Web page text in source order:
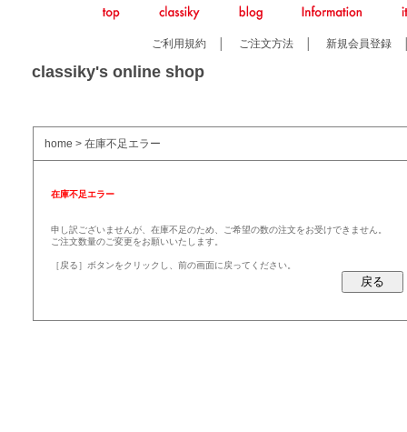
ご利用規約 ご注文方法 新規会員登録
classiky's online shop
home > 在庫不足エラー
在庫不足エラー
申し訳ございませんが、在庫不足のため、ご希望の数の注文をお受けできません。
ご注文数量のご変更をお願いいたします。
［戻る］ボタンをクリックし、前の画面に戻ってください。